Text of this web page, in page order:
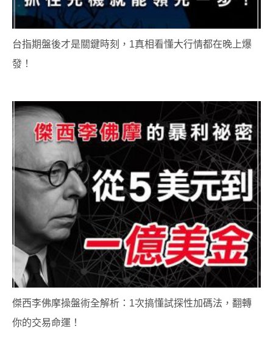
台指期盤後才是關鍵時刻，1真相看懂大行情都在晚上爆
發！
傑西李佛摩操盤術全解析：1次搞懂試探性加碼法，翻轉
你的交易命運！